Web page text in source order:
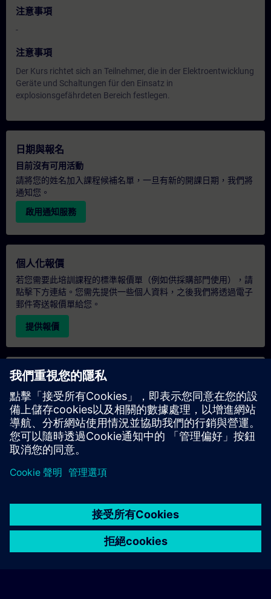
explore
注意事項
-
注意事項
Der Kurs richtet sich an Teilnehmer, die in der Elektroentwicklung
Geräte und Schaltungen für den Einsatz in
explosionsgefährdeten Bereich festlegen.
日期與報名
目前沒有可用活動
請將您的姓名加入課程候補名單，一旦有新的開課日期，我們將
通知您。
啟用通知服務
個人化報價
若您需要此培訓課程的標準報價單（例如供採購部門使用），請
點擊下方連結。您需先提供一些個人資料，之後我們將透過電子
郵件寄送報價單給您。
提供報價
專屬培訓諮詢
若您需要針對專屬培訓課程（無論是現場、線上或於我們的
SITRAIN 培訓中心舉辦）索取報價，請填寫下方的諮詢表單。此
類請求適合較大規模的團體（6 人以上）。提供您的聯絡資料及
培訓需求後，我們將向您發送報價單。
索取專屬報價